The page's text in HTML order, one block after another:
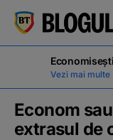
кириллица
Vezi mai multe
Econom
extrasul de